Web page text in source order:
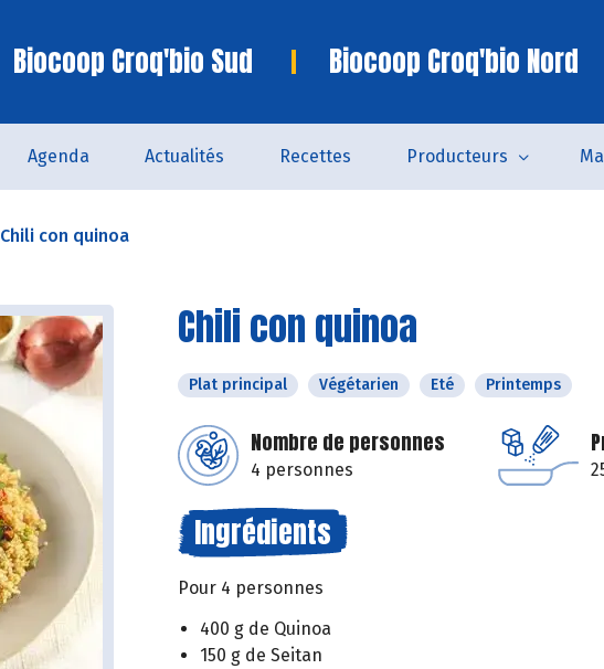
Biocoop Croq'bio Sud Biocoop Croq'bio Nord
Agenda Actualités Recettes Producteurs
Chili con quinoa
Chili con quinoa
Plat principal Végétarien Eté Printemps
Nombre de personnes
4 personnes
Ingrédients
Pour 4 personnes
400 g de Quinoa
150 g de Seitan